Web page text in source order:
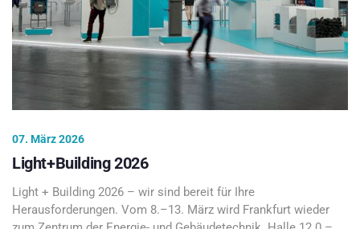
07. März 2026
Light+Building 2026
Light + Building 2026 – wir sind bereit für Ihre
Herausforderungen. Vom 8.–13. März wird Frankfurt wieder